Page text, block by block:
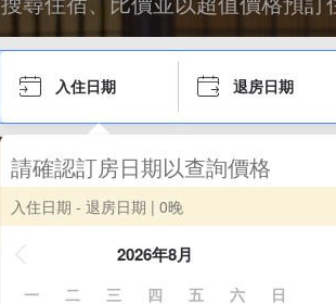
入住日期 退房日期
請確認訂房日期以查詢價格
入住日期 - 退房日期 | 0晚
2026年8月
一 二 三 四 五 六
日